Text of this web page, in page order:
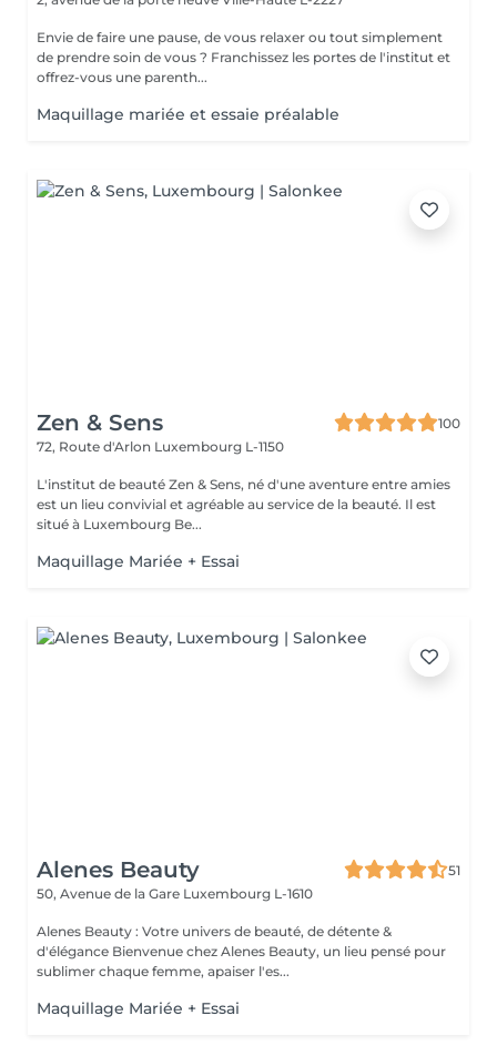
Envie de faire une pause, de vous relaxer ou tout simplement
de prendre soin de vous ? Franchissez les portes de l'institut et
offrez-vous une parenth...
Maquillage mariée et essaie préalable
Zen & Sens
100
72, Route d'Arlon Luxembourg L-1150
L'institut de beauté Zen & Sens, né d'une aventure entre amies
est un lieu convivial et agréable au service de la beauté. Il est
situé à Luxembourg Be...
Maquillage Mariée + Essai
Alenes Beauty
51
50, Avenue de la Gare Luxembourg L-1610
Alenes Beauty : Votre univers de beauté, de détente &
d'élégance Bienvenue chez Alenes Beauty, un lieu pensé pour
sublimer chaque femme, apaiser l'es...
Maquillage Mariée + Essai